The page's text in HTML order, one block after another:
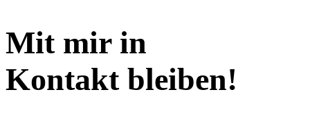
Mit mir in
Kontakt bleiben!